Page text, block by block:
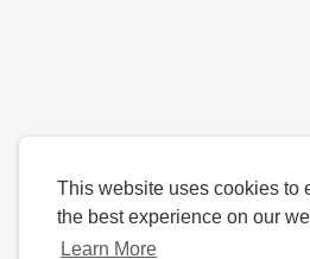
This website uses cookies to
the best experience on our
Learn More